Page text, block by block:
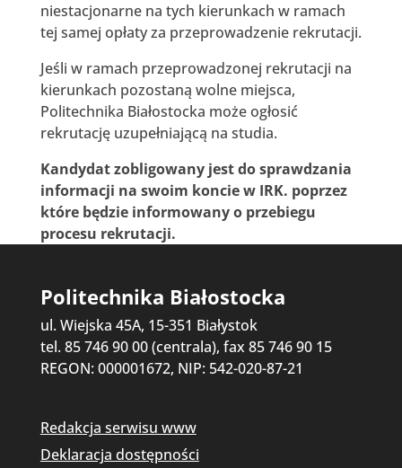
niestacjonarne na tych kierunkach w ramach
tej samej opłaty za przeprowadzenie rekrutacji.
Jeśli w ramach przeprowadzonej rekrutacji na
kierunkach pozostaną wolne miejsca,
Politechnika Białostocka może ogłosić
rekrutację uzupełniającą na studia.
Kandydat zobligowany jest do sprawdzania
informacji na swoim koncie w IRK. poprzez
które będzie informowany o przebiegu
procesu rekrutacji.
Politechnika Białostocka
ul. Wiejska 45A, 15-351 Białystok
tel. 85 746 90 00 (centrala), fax 85 746 90 15
REGON: 000001672, NIP: 542-020-87-21
Redakcja serwisu www
Deklaracja dostępności